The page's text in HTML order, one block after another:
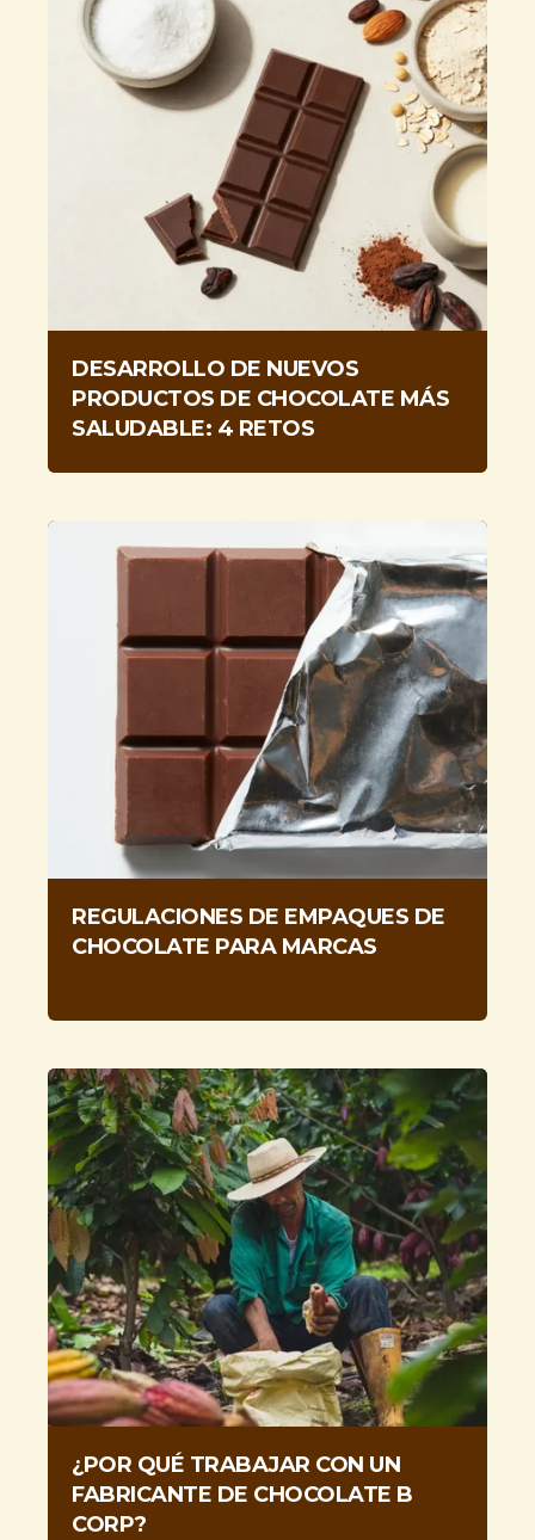
Co-Manufactura de
Chocolates
TOUCH
TOUCH
Producción a gran escala
DESARROLLO DE NUEVOS
PRODUCTOS DE CHOCOLATE MÁS
SALUDABLE: 4 RETOS
REGULACIONES DE EMPAQUES DE
CHOCOLATE PARA MARCAS
¿POR QUÉ TRABAJAR CON UN
FABRICANTE DE CHOCOLATE B
CORP?